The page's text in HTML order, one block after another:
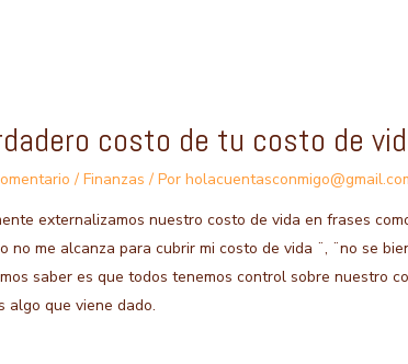
costo de tu costo de
/Finanzas / Por
externalizamos nuestro costo de vida en frases
no me alcanza para cubrir mi costo de vida ¨, ¨no se
saber es que todos tenemos control sobre nuestro
algo que viene dado.